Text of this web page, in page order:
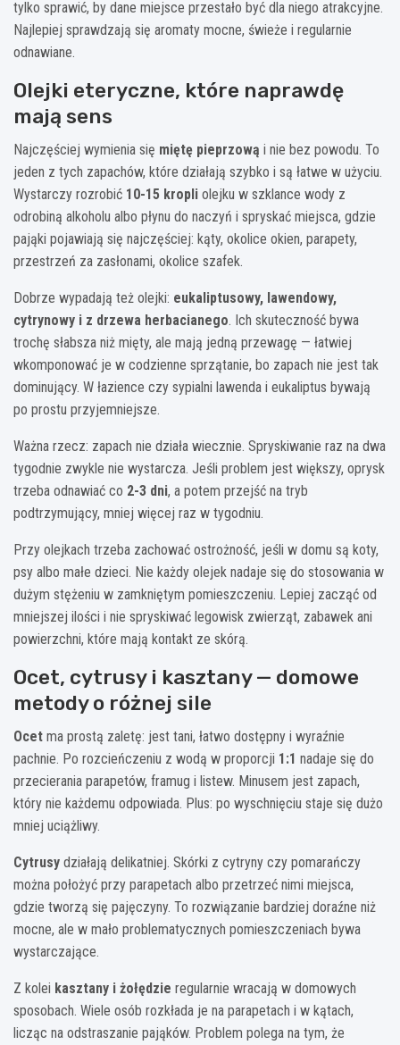
tylko sprawić, by dane miejsce przestało być dla niego atrakcyjne.
Najlepiej sprawdzają się aromaty mocne, świeże i regularnie
odnawiane.
Olejki eteryczne, które naprawdę
mają sens
Najczęściej wymienia się miętę pieprzową i nie bez powodu. To
jeden z tych zapachów, które działają szybko i są łatwe w użyciu.
Wystarczy rozrobić 10-15 kropli olejku w szklance wody z
odrobiną alkoholu albo płynu do naczyń i spryskać miejsca, gdzie
pająki pojawiają się najczęściej: kąty, okolice okien, parapety,
przestrzeń za zasłonami, okolice szafek.
Dobrze wypadają też olejki: eukaliptusowy, lawendowy,
cytrynowy i z drzewa herbacianego. Ich skuteczność bywa
trochę słabsza niż mięty, ale mają jedną przewagę — łatwiej
wkomponować je w codzienne sprzątanie, bo zapach nie jest tak
dominujący. W łazience czy sypialni lawenda i eukaliptus bywają
po prostu przyjemniejsze.
Ważna rzecz: zapach nie działa wiecznie. Spryskiwanie raz na dwa
tygodnie zwykle nie wystarcza. Jeśli problem jest większy, oprysk
trzeba odnawiać co 2-3 dni, a potem przejść na tryb
podtrzymujący, mniej więcej raz w tygodniu.
Przy olejkach trzeba zachować ostrożność, jeśli w domu są koty,
psy albo małe dzieci. Nie każdy olejek nadaje się do stosowania w
dużym stężeniu w zamkniętym pomieszczeniu. Lepiej zacząć od
mniejszej ilości i nie spryskiwać legowisk zwierząt, zabawek ani
powierzchni, które mają kontakt ze skórą.
Ocet, cytrusy i kasztany — domowe
metody o różnej sile
Ocet ma prostą zaletę: jest tani, łatwo dostępny i wyraźnie
pachnie. Po rozcieńczeniu z wodą w proporcji 1:1 nadaje się do
przecierania parapetów, framug i listew. Minusem jest zapach,
który nie każdemu odpowiada. Plus: po wyschnięciu staje się dużo
mniej uciążliwy.
Cytrusy działają delikatniej. Skórki z cytryny czy pomarańczy
można położyć przy parapetach albo przetrzeć nimi miejsca,
gdzie tworzą się pajęczyny. To rozwiązanie bardziej doraźne niż
mocne, ale w mało problematycznych pomieszczeniach bywa
wystarczające.
Z kolei kasztany i żołędzie regularnie wracają w domowych
sposobach. Wiele osób rozkłada je na parapetach i w kątach,
licząc na odstraszanie pająków. Problem polega na tym, że